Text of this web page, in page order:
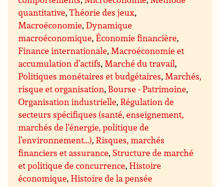
quantitative,Théorie des jeux,
Macroéconomie,Dynamique
macroéconomique,Économie financière,
Finance internationale, Macroéconomie et
accumulation d’actifs, Marché du travail,
Politiques monétaires et budgétaires, Marchés,
risque et organisation, Bourse - Patrimoine,
Organisation industrielle,Régulation de
secteurs spécifiques (santé, enseignement,
marchés de l’énergie, politique de
l’environnement…),Risques, marchés
financiers et assurance, Structure de marché
et politique de concurrence,Histoire
économique,Histoire de la pensée